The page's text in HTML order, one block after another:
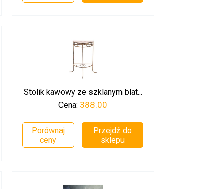
Stolik kawowy ze szklanym blat...
Cena: 388.00
Porównaj
ceny
Przejdź do
sklepu